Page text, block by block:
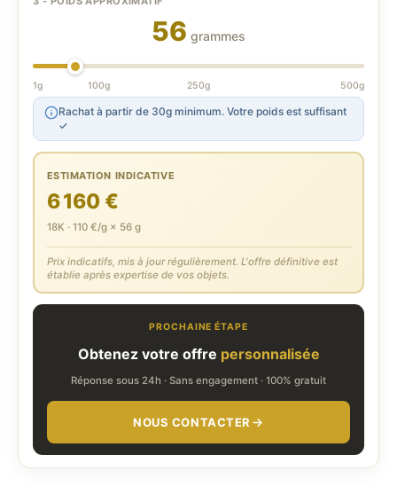
56 grammes
1g 100g 250g 500g
Rachat à partir de 30g minimum. Votre poids est suffisant
✓
ESTIMATION INDICATIVE
6 160 €
18K · 110 €/g × 56 g
Prix indicatifs, mis à jour régulièrement. L'offre définitive est
établie après expertise de vos objets.
PROCHAINE ÉTAPE
Obtenez votre offre personnalisée
Réponse sous 24h · Sans engagement · 100% gratuit
NOUS CONTACTER